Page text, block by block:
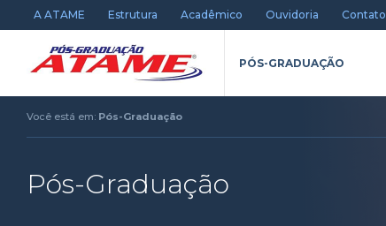
A ATAME Estrutura Acadêmico Ouvidoria Contato
PÓS-GRADUAÇÃO
Você está em: Pós-Graduação
Pós-Graduação